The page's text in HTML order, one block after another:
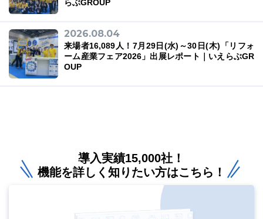
らぶGROUP
2026.08.04
来場者16,089人！7月29日(水)～30日(木)「リフォ
ーム産業フェア2026」出展レポート｜いえらぶGR
OUP
導入実績15,000社！
機能を詳しく知りたい方はこちら！